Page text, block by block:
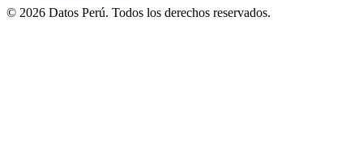
© 2026 Datos Perú. Todos los derechos reservados.